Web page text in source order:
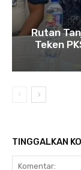
Rutan
Teken
TINGGALKAN